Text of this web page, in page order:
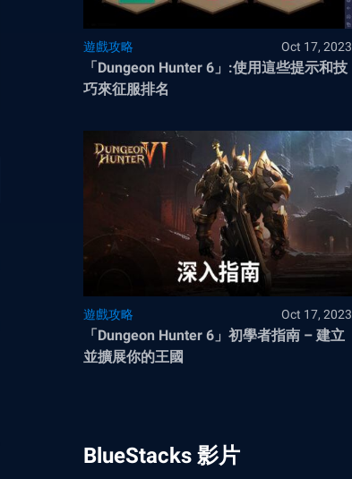
遊戲攻略 Oct 17, 2023
「Dungeon Hunter 6」:使用這些提示和技
巧來征服排名
遊戲攻略 Oct 17, 2023
「Dungeon Hunter 6」初學者指南 – 建立
並擴展你的王國
BlueStacks 影片